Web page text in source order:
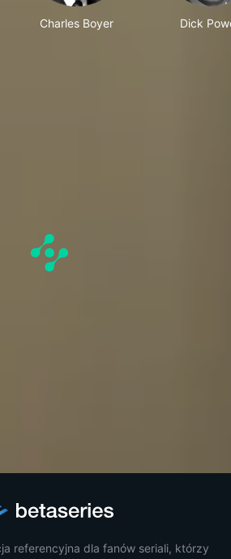
Charles Boyer Dick
referencyjna dla fanów seriali, którzy